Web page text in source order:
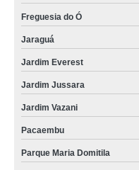
Freguesia do Ó
Jaraguá
Jardim Everest
Jardim Jussara
Jardim Vazani
Pacaembu
Parque Maria Domitila